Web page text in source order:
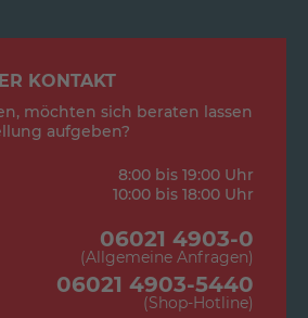
KONTAKT
möchten sich beraten lassen
aufgeben?
8:00 bis 19:00 Uhr
10:00 bis 18:00 Uhr
06021 4903-0
(Allgemeine Anfragen)
06021 4903-5440
(Shop-Hotline)